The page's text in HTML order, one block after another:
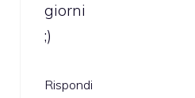
giorni
;)
Rispondi